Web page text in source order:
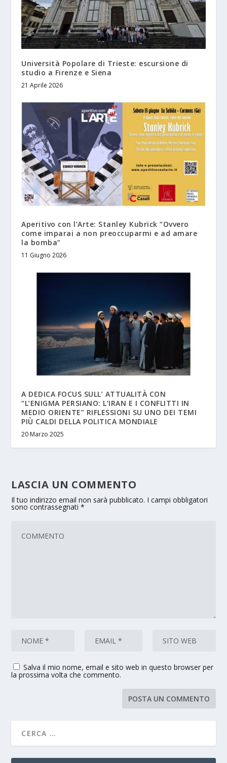
Università Popolare di Trieste: escursione di
studio a Firenze e Siena
21 Aprile 2026
Aperitivo con l’Arte: Stanley Kubrick “Ovvero
come imparai a non preoccuparmi e ad amare
la bomba”
11 Giugno 2026
A DEDICA FOCUS SULL’ ATTUALITÀ CON
“L’ENIGMA PERSIANO: L’IRAN E I CONFLITTI IN
MEDIO ORIENTE” RIFLESSIONI SU UNO DEI TEMI
PIÙ CALDI DELLA POLITICA MONDIALE
20 Marzo 2025
LASCIA UN COMMENTO
Il tuo indirizzo email non sarà pubblicato. I campi obbligatori
sono contrassegnati*
Salva il mio nome, email e sito web in questo browser per
la prossima volta che commento.